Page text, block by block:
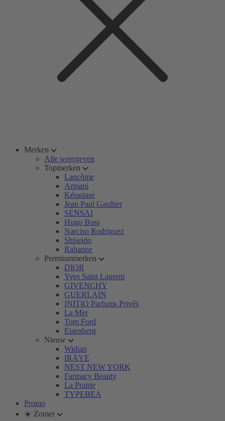
Merken
Alle weergeven
Topmerken
Lancôme
Armani
Kérastase
Jean Paul Gaultier
SENSAI
Hugo Boss
Narciso Rodriguez
Shiseido
Rabanne
Premiummerken
DIOR
Yves Saint Laurent
GIVENCHY
GUERLAIN
INITIO Parfums Privés
La Mer
Tom Ford
Eisenberg
Nieuw
Widian
IRÄYE
NEST NEW YORK
Farmacy Beauty
La Prairie
TYPEBEA
Promo
☀️ Zomer